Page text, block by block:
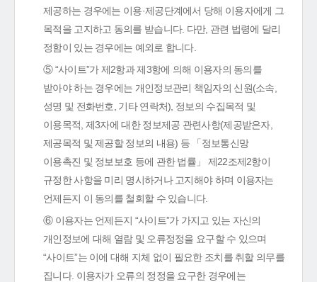
제공하는 경우에는 이용·제공단계에서 당해 이용자에게 그
목적을 고지하고 동의를 받습니다. 다만, 관련 법령에 달리
정함이 있는 경우에는 예외로 합니다.
⑤ “사이트”가 제2항과 제3항에 의해 이용자의 동의를
받아야 하는 경우에는 개인정보관리 책임자의 신원(소속,
성명 및 전화번호, 기타 연락처), 정보의 수집목적 및
이용목적, 제3자에 대한 정보제공 관련사항(제공받은자,
제공목적 및 제공할 정보의 내용) 등 「정보통신망
이용촉진 및 정보보호 등에 관한 법률」 제22조제2항이
규정한 사항을 미리 명시하거나 고지해야 하며 이용자는
언제든지 이 동의를 철회할 수 있습니다.
⑥ 이용자는 언제든지 “사이트”가 가지고 있는 자신의
개인정보에 대해 열람 및 오류정정을 요구할 수 있으며
“사이트”는 이에 대해 지체 없이 필요한 조치를 취할 의무를
집니다. 이용자가 오류의 정정을 요구한 경우에는